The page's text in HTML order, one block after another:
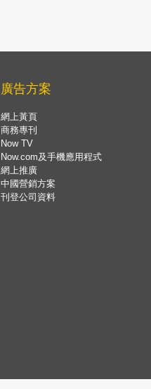
廣告方案
網上黃頁
商務專刊
Now TV
Now.com及手機應用程式
網上推廣
中國營銷方案
刊登公司資料